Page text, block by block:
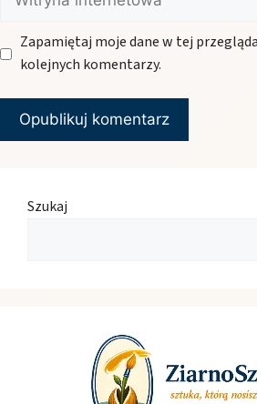
internetowa
Zapamiętaj moje dane w tej
kolejnych komentarzy.
Szukaj